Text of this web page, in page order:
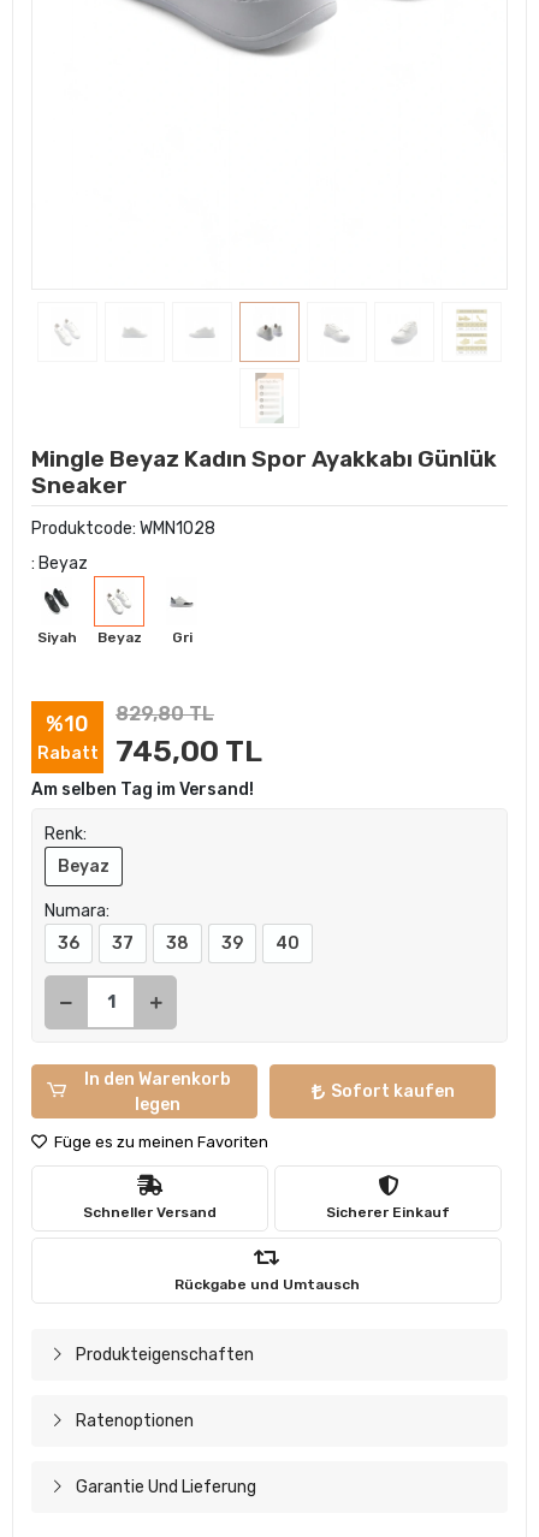
Mingle Beyaz Kadın Spor Ayakkabı Günlük
Sneaker
Produktcode: WMN1028
: Beyaz
Siyah Beyaz Gri
%10
Rabatt
829,80 TL
745,00 TL
Am selben Tag im Versand!
Renk:
Beyaz
Numara:
36
37 38 39 40
In den Warenkorb
legen
Sofort kaufen
Füge es zu meinen Favoriten
Schneller Versand Sicherer Einkauf
Rückgabe und Umtausch
Produkteigenschaften
Ratenoptionen
Garantie Und Lieferung